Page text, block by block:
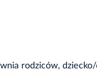
rodziców,